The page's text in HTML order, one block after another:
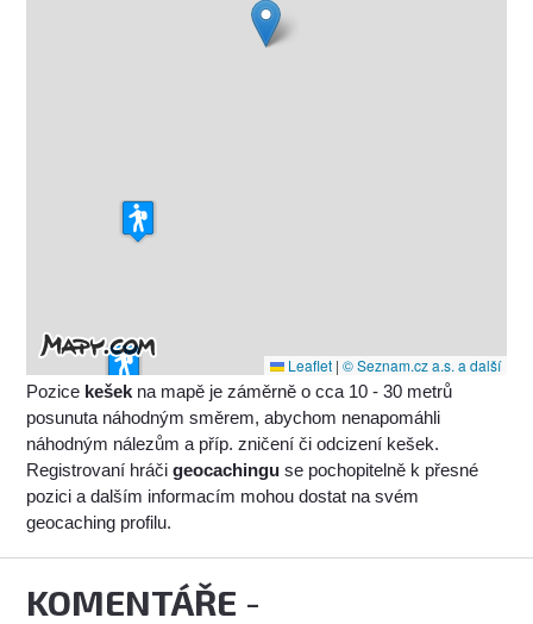
Leaflet | © Seznam.cz a.s. a další
Pozice kešek na mapě je záměrně o cca 10 - 30 metrů
posunuta náhodným směrem, abychom nenapomáhli
náhodným nálezům a příp. zničení či odcizení kešek.
Registrovaní hráčigeocachingu se pochopitelně k přesné
pozici a dalším informacím mohou dostat na svém
geocaching profilu.
KOMENTÁŘE -